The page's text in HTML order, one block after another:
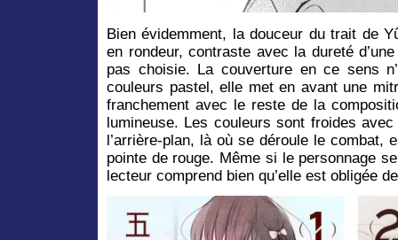
Bien évidemment, la douceur du trait de
en rondeur, contraste avec la dureté
pas choisie. La couverture en ce sens
couleurs pastel, elle met en avant une
franchement avec le reste de la
lumineuse. Les couleurs sont froides
l’arrière-plan, là où se déroule le combat,
pointe de rouge. Même si le personnage
lecteur comprend bien qu’elle est obligée